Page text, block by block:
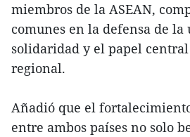
miembros de la ASEAN,
comunes en la defensa de la
solidaridad y el papel
regional.
Añadió que el
entre ambos países no solo